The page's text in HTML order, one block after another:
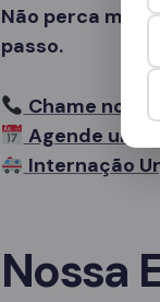
Não perca mais
passo.
Chame no
Agende uma
Internação
Nossa